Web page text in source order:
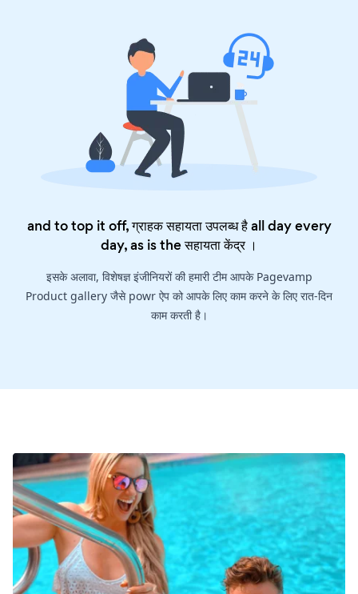
and to top it off, ग्राहक सहायता उपलब्ध है all day every
day, as is theसहायता केंद्र।
इसके अलावा, विशेषज्ञ इंजीनियरों की हमारी टीम आपके Pagevamp
Product gallery जैसे powr ऐप को आपके लिए काम करने के लिए रात-दिन
काम करती है।